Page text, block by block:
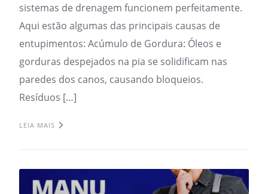
sistemas de drenagem funcionem perfeitamente.
Aqui estão algumas das principais causas de
entupimentos: Acúmulo de Gordura: Óleos e
gorduras despejados na pia se solidificam nas
paredes dos canos, causando bloqueios.
Resíduos […]
LEIA MAIS